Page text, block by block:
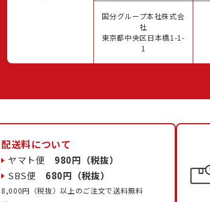
国分グループ本社株式会
社
東京都中央区日本橋1-1-
1
配送料について
ヤマト便 980円（税抜）
SBS便 680円（税抜）
8,000円（税抜）以上のご注文で送料無料